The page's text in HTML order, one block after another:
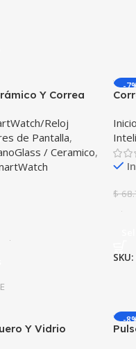
Y Correa
Reloj
de Pantalla,
/ Ceramico,
-
Inicio
$
SKU:
Y Vidrio
-